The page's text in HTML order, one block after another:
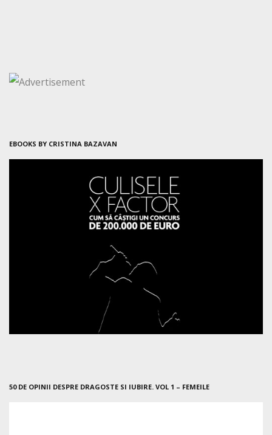
EBOOKS BY CRISTINA BAZAVAN
50 DE OPINII DESPRE DRAGOSTE SI IUBIRE. VOL 1 – FEMEILE